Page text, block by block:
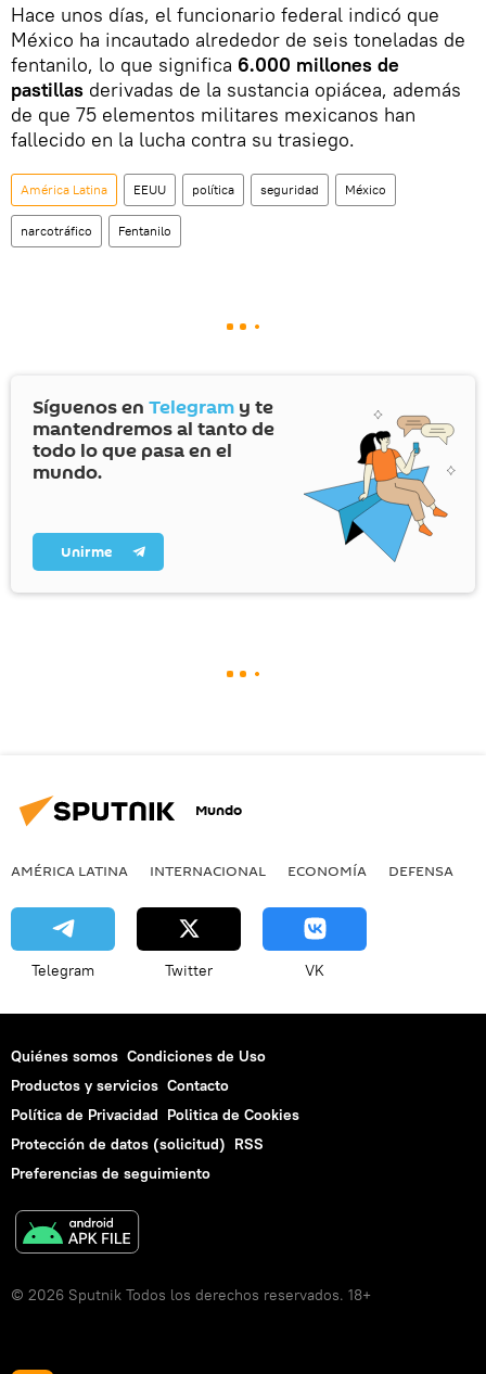
Hace unos días, el funcionario federal indicó que
México ha incautado alrededor de seis toneladas de
fentanilo, lo que significa 6.000 millones de
pastillas derivadas de la sustancia opiácea, además
de que 75 elementos militares mexicanos han
fallecido en la lucha contra su trasiego.
América Latina EEUU política seguridad México
narcotráfico Fentanilo
Síguenos en Telegram y te
mantendremos al tanto de
todo lo que pasa en el
mundo.
Unirme
Mundo
AMÉRICA LATINA INTERNACIONAL ECONOMÍA DEFENSA
Telegram Twitter VK
Quiénes somos Condiciones de Uso
Productos y servicios Contacto
Política de Privacidad Politica de Cookies
Protección de datos (solicitud) RSS
Preferencias de seguimiento
© 2026 Sputnik Todos los derechos reservados. 18+